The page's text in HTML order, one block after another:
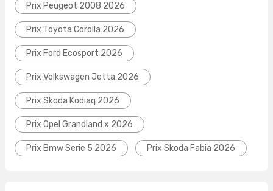
Prix Peugeot 2008 2026
Prix Toyota Corolla 2026
Prix Ford Ecosport 2026
Prix Volkswagen Jetta 2026
Prix Skoda Kodiaq 2026
Prix Opel Grandland x 2026
Prix Bmw Serie 5 2026 Prix Skoda Fabia 2026